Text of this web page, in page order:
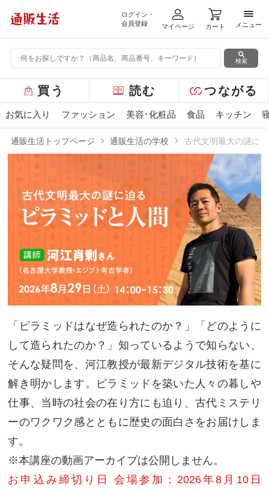
ログイン・
会員登録
マイページ カート
メニ
メニュー
検索
ー
バ
買う 読む つながる
お気に入り ファッション 美容･化粧品 食品 キッチン
通販生活トップページ 通販生活の学校 古代文明最大の謎に
古代文明最大の謎に迫る「ピラミッドと人
「ピラミッドはなぜ造られたのか？」「どのように
して造られたのか？」知っているようで知らない、
そんな疑問を、河江教授が最新デジタル技術を基に
解き明かします。ピラミッドを築いた人々の暮しや
仕事、当時の社会の在り方にも迫り、古代ミステリ
ーのワクワク感とともに歴史の面白さをお届けしま
す。
※本講座の動画アーカイブは公開しません。
お申込み締切り日 会場参加：2026年8月10日